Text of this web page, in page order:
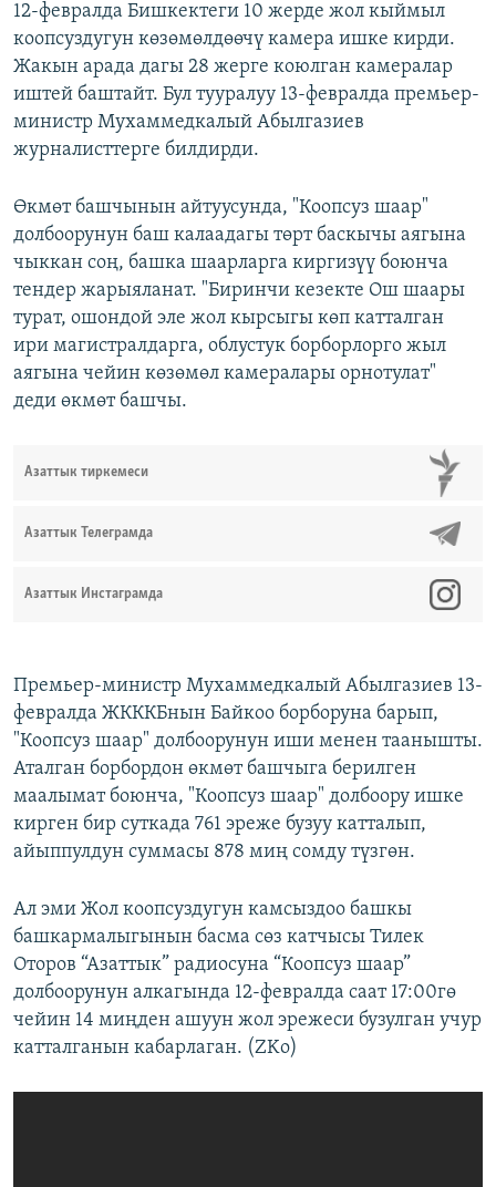
12-февралда Бишкектеги 10 жерде жол кыймыл
коопсуздугун көзөмөлдөөчү камера ишке кирди.
Жакын арада дагы 28 жерге коюлган камералар
иштей баштайт. Бул тууралуу 13-февралда премьер-
министр Мухаммедкалый Абылгазиев
журналисттерге билдирди.
Өкмөт башчынын айтуусунда, "Коопсуз шаар"
долбоорунун баш калаадагы төрт баскычы аягына
чыккан соң, башка шаарларга киргизүү боюнча
тендер жарыяланат. "Биринчи кезекте Ош шаары
турат, ошондой эле жол кырсыгы көп катталган
ири магистралдарга, облустук борборлорго жыл
аягына чейин көзөмөл камералары орнотулат"
деди өкмөт башчы.
Азаттык тиркемеси
Азаттык Телеграмда
Азаттык Инстаграмда
Премьер-министр Мухаммедкалый Абылгазиев 13-
февралда ЖКККБнын Байкоо борборуна барып,
"Коопсуз шаар" долбоорунун иши менен таанышты.
Аталган борбордон өкмөт башчыга берилген
маалымат боюнча, "Коопсуз шаар" долбоору ишке
кирген бир суткада 761 эреже бузуу катталып,
айыппулдун суммасы 878 миң сомду түзгөн.
Ал эми Жол коопсуздугун камсыздоо башкы
башкармалыгынын басма сөз катчысы Тилек
Оторов “Азаттык” радиосуна “Коопсуз шаар”
долбоорунун алкагында 12-февралда саат 17:00гө
чейин 14 миңден ашуун жол эрежеси бузулган учур
катталганын кабарлаган. (ZKo)